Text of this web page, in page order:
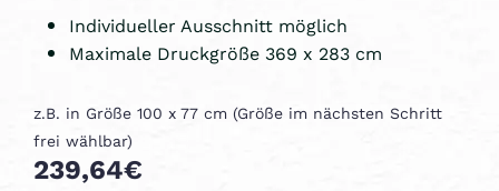
Individueller Ausschnitt möglich
Maximale Druckgröße 369 x 283 cm
z.B. in Größe 100 x 77 cm (Größe im nächsten Schritt
frei wählbar)
239,64€